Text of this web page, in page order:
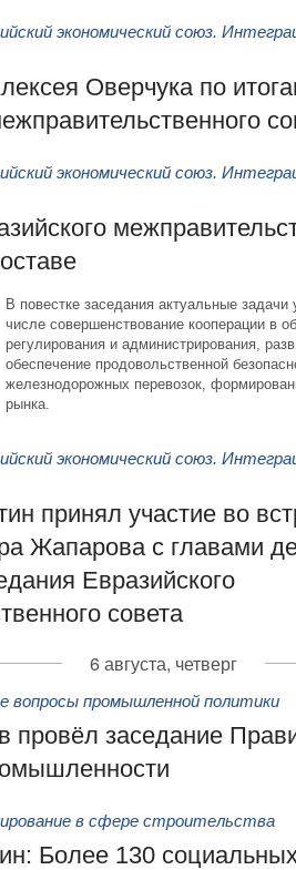
экономический союз.
Оверчука по
экономический союз.
В повестке заседания актуальные задачи
числе совершенствование кооперации в
регулирования и администрирования,
обеспечение продовольственной
железнодорожных перевозок,
рынка.
экономический союз.
принял участие во
Жапарова с главами
Евразийского
совета
6 августа, четверг
вопросы промышленной политики
провёл заседание
в сфере строительства
Более 130